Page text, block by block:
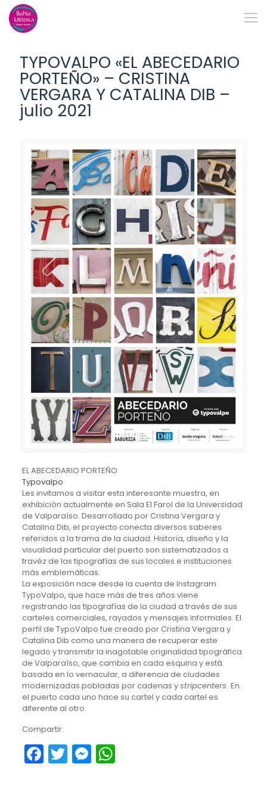
TYPOVALPO «EL ABECEDARIO
PORTEÑO» – CRISTINA
VERGARA Y CATALINA DIB –
julio 2021
EL ABECEDARIO PORTEÑO
Typovalpo
Les invitamos a visitar esta interesante muestra, en
exhibición actualmente en Sala El Farol de la Universidad
de Valparaíso. Desarrollado por Cristina Vergara y
Catalina Dib, el proyecto conecta diversos saberes
referidos a la trama de la ciudad. Historia, diseño y la
visualidad particular del puerto son sistematizados a
travéz de las tipografías de sus locales e instituciones
más emblemáticas.
La exposición nace desde la cuenta de Instagram
TypoValpo, que hace más de tres años viene
registrando las tipografías de la ciudad a través de sus
carteles comerciales, rayados y mensajes informales. El
perfil de TypoValpo fue creado por Cristina Vergara y
Catalina Dib como una manera de recuperar este
legado y transmitir la inagotable originalidad tipográfica
de Valparaíso, que cambia en cada esquina y está
basada en lo vernacular, a diferencia de ciudades
modernizadas pobladas por cadenas ystripcenters. En
el puerto cada uno hace su cartel y cada cartel es
diferente al otro.
Compartir:
Facebook
TwitterMessenger
WhatsApp